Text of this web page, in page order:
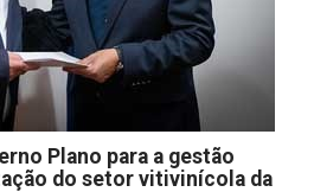
Plano para a gestão
do setor vitivinícola da